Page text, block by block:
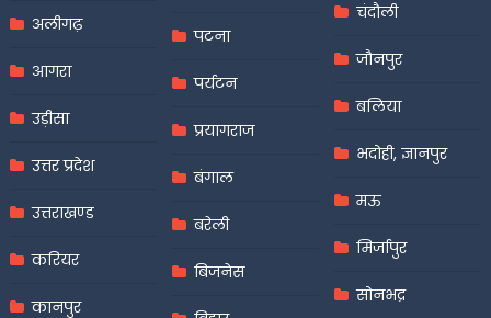
अलीगढ़
आगरा
उड़ीसा
उत्तर प्रदेश
उत्तराखण्ड
करियर
कानपुर
पटना
पर्यटन
प्रयागराज
बंगाल
बरेली
बिजनेस
चंदौली
जौनपुर
बलिया
भदोही, ज्ञानपुर
मऊ
मिर्जापुर
सोनभद्र